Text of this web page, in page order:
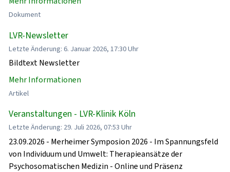
Dokument
LVR-Newsletter
Letzte Änderung: 6. Januar 2026, 17:30 Uhr
Bildtext Newsletter
Mehr Informationen
Artikel
Veranstaltungen - LVR-Klinik Köln
Letzte Änderung: 29. Juli 2026, 07:53 Uhr
23.09.2026 - Merheimer Symposion 2026 - Im Spannungsfeld
von Individuum und Umwelt: Therapieansätze der
Psychosomatischen Medizin - Online und Präsenz